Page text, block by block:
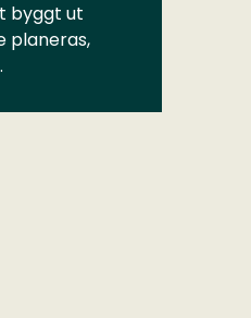
byggt ut
planeras,